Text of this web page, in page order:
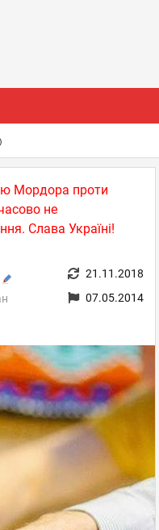
Мордора проти
не
Слава Україні!
21.11.2018
07.05.2014